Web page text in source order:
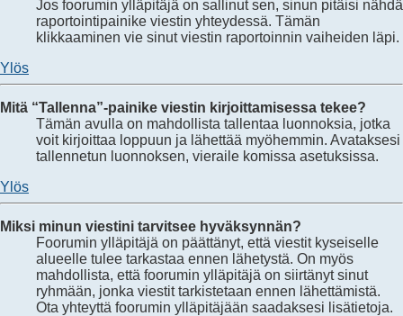
Jos foorumin ylläpitäjä on sallinut sen, sinun pitäisi nähdä
raportointipainike viestin yhteydessä. Tämän
klikkaaminen vie sinut viestin raportoinnin vaiheiden läpi.
Ylös
Mitä “Tallenna”-painike viestin kirjoittamisessa tekee?
Tämän avulla on mahdollista tallentaa luonnoksia, jotka
voit kirjoittaa loppuun ja lähettää myöhemmin. Avataksesi
tallennetun luonnoksen, vieraile komissa asetuksissa.
Ylös
Miksi minun viestini tarvitsee hyväksynnän?
Foorumin ylläpitäjä on päättänyt, että viestit kyseiselle
alueelle tulee tarkastaa ennen lähetystä. On myös
mahdollista, että foorumin ylläpitäjä on siirtänyt sinut
ryhmään, jonka viestit tarkistetaan ennen lähettämistä.
Ota yhteyttä foorumin ylläpitäjään saadaksesi lisätietoja.